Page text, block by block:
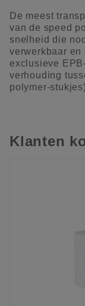
De meest
van de speed
snelheid die
verwerkbaar en
exclusieve
verhouding
polymer-
Klanten